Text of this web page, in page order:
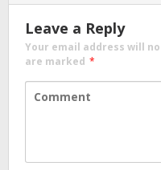
Leave a Reply
Your email address will
are marked *